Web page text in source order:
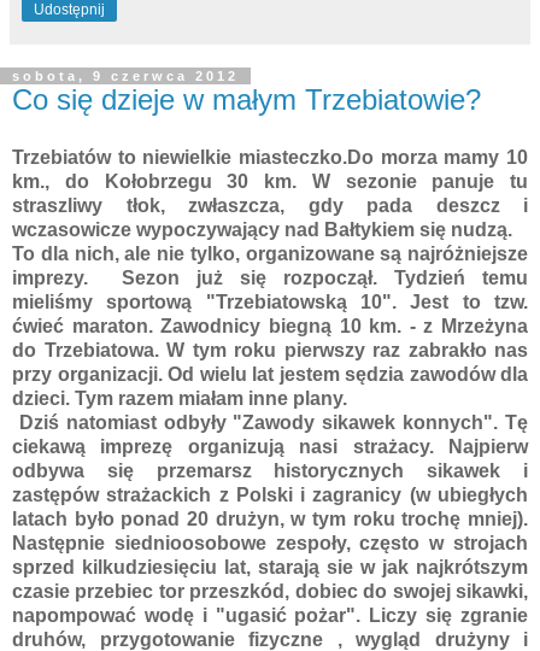
Udostępnij
sobota, 9 czerwca 2012
Co się dzieje w małym Trzebiatowie?
Trzebiatów to niewielkie miasteczko.Do morza mamy 10
km., do Kołobrzegu 30 km. W sezonie panuje tu
straszliwy tłok, zwłaszcza, gdy pada deszcz i
wczasowicze wypoczywający nad Bałtykiem się nudzą.
To dla nich, ale nie tylko, organizowane są najróżniejsze
imprezy. Sezon już się rozpoczął. Tydzień temu
mieliśmy sportową "Trzebiatowską 10". Jest to tzw.
ćwieć maraton. Zawodnicy biegną 10 km. - z Mrzeżyna
do Trzebiatowa. W tym roku pierwszy raz zabrakło nas
przy organizacji. Od wielu lat jestem sędzia zawodów dla
dzieci. Tym razem miałam inne plany.
Dziś natomiast odbyły "Zawody sikawek konnych". Tę
ciekawą imprezę organizują nasi strażacy. Najpierw
odbywa się przemarsz historycznych sikawek i
zastępów strażackich z Polski i zagranicy (w ubiegłych
latach było ponad 20 drużyn, w tym roku trochę mniej).
Następnie siednioosobowe zespoły, często w strojach
sprzed kilkudziesięciu lat, starają sie w jak najkrótszym
czasie przebiec tor przeszkód, dobiec do swojej sikawki,
napompować wodę i "ugasić pożar". Liczy się zgranie
druhów, przygotowanie fizyczne , wygląd drużyny i